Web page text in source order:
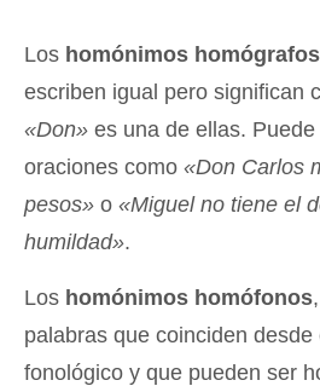
Los homónimos homógrafos
escriben igual pero significan
«Don» es una de ellas.
oraciones como «Don Carlos
pesos» o «Miguel no tiene el
humildad».
Los homónimos homófonos
palabras que coinciden
fonológico y que pueden ser